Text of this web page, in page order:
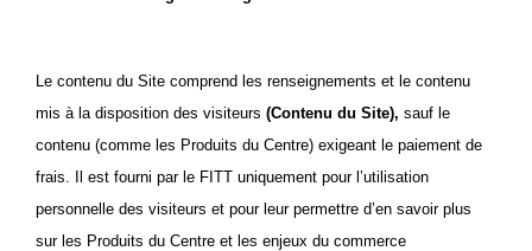
Le contenu du Site comprend les renseignements et le contenu
mis à la disposition des visiteurs (Contenu du Site), sauf le
contenu (comme les Produits du Centre) exigeant le paiement de
frais. Il est fourni par le FITT uniquement pour l’utilisation
personnelle des visiteurs et pour leur permettre d’en savoir plus
sur les Produits du Centre et les enjeux du commerce